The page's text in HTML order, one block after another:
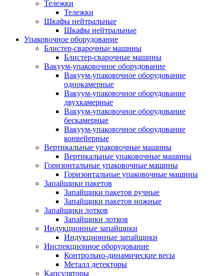
Тележки
Тележки
Шкафы нейтральные
Шкафы нейтральные
Упаковочное оборудование
Блистер-сварочные машины
Блистер-сварочные машины
Вакуум-упаковочное оборудование
Вакуум-упаковочное оборудование
однокамерные
Вакуум-упаковочное оборудование
двухкамерные
Вакуум-упаковочное оборудование
беcкамерные
Вакуум-упаковочное оборудование
конвейерные
Вертикальные упаковочные машины
Вертикальные упаковочные машины
Горизонтальные упаковочные машины
Горизонтальные упаковочные машины
Запайщики пакетов
Запайщики пакетов ручные
Запайщики пакетов ножные
Запайщики лотков
Запайщики лотков
Индукционные запайщики
Индукционные запайщики
Инспекционное оборудование
Контрольно-динамические весы
Металл детекторы
Капсуляторы